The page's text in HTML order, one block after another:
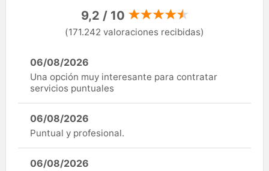
9,2 / 10
(171.242 valoraciones recibidas)
06/08/2026
Una opción muy interesante para contratar
servicios puntuales
06/08/2026
Puntual y profesional.
06/08/2026